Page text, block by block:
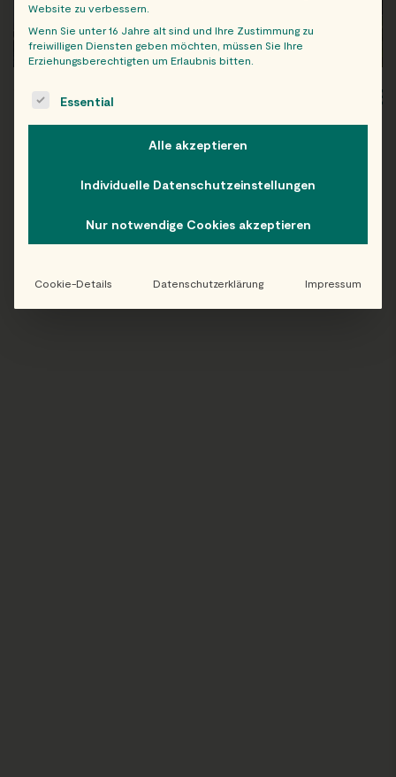
WIEN
Folge uns auf Instagram!
@EATHAPPY
Website zu verbessern.
Wenn Sie unter 16 Jahre alt sind und Ihre Zustimmung zu
freiwilligen Diensten geben möchten, müssen Sie Ihre
Erziehungsberechtigten um Erlaubnis bitten.
The following is a list of service groups for which consent
Essential
Alle akzeptieren
Individuelle Datenschutzeinstellungen
Nur notwendige Cookies akzeptieren
Cookie-Details Datenschutzerklärung Impressum